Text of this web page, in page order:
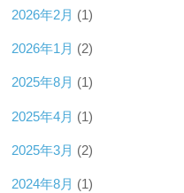
2026年2月 (1)
2026年1月 (2)
2025年8月 (1)
2025年4月 (1)
2025年3月 (2)
2024年8月 (1)